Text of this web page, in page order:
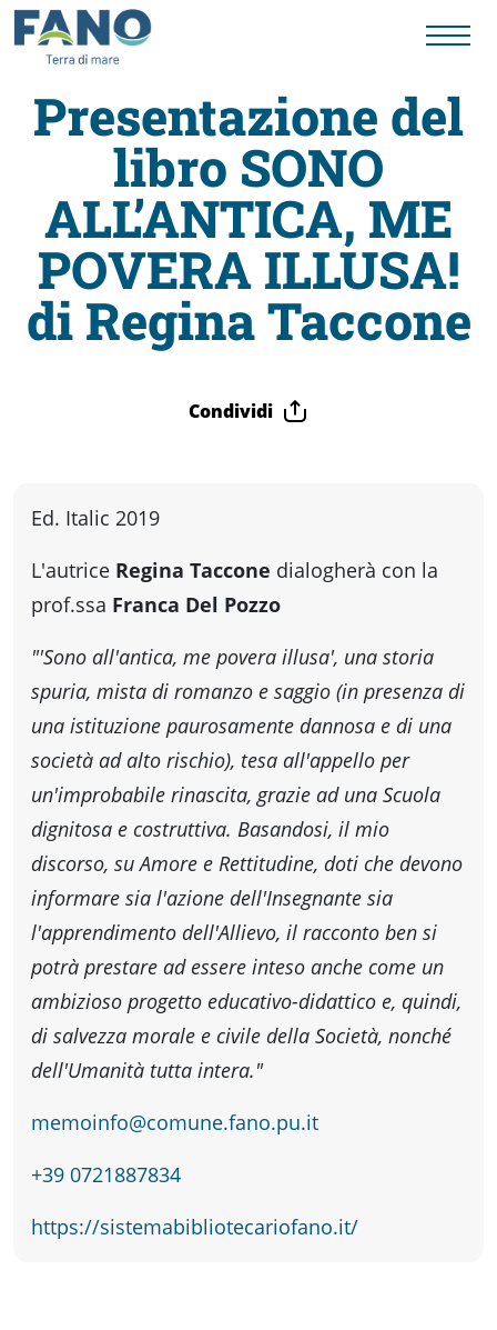
Fano
Visit
Card
fare
Percorsi
storici
Enogastronomia
Informazioni
Guide
Fano
Accessibili
Presentazione del
libro SONO
ALL’ANTICA, ME
POVERA ILLUSA!
di Regina Taccone
Condividi
Ed. Italic 2019
L'autrice Regina Taccone dialogherà con la
prof.ssa Franca Del Pozzo
"'Sono all'antica, me povera illusa', una storia
spuria, mista di romanzo e saggio (in presenza di
una istituzione paurosamente dannosa e di una
società ad alto rischio), tesa all'appello per
un'improbabile rinascita, grazie ad una Scuola
dignitosa e costruttiva. Basandosi, il mio
discorso, su Amore e Rettitudine, doti che devono
informare sia l'azione dell'Insegnante sia
l'apprendimento dell'Allievo, il racconto ben si
potrà prestare ad essere inteso anche come un
ambizioso progetto educativo-didattico e, quindi,
di salvezza morale e civile della Società, nonché
dell'Umanità tutta intera."
memoinfo@comune.fano.pu.it
+39 0721887834
https://sistemabibliotecariofano.it/